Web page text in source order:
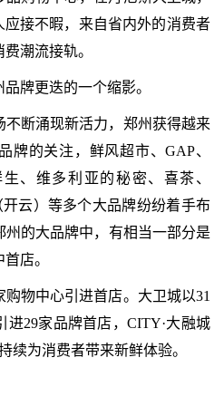
应接不暇，来自省内外的消费者
潮流接轨。
牌更迭的一个缩影。
不断涌现新活力，郑州获得越来
牌的关注，鲜风超市、GAP、
、维多利亚的秘密、喜茶、
云）等多个大品牌纷纷着手布
的大品牌中，有相当一部分是
店。
购物中心引进首店。大卫城以31
进29家品牌首店，CITY·大融城
续为消费者带来新鲜体验。